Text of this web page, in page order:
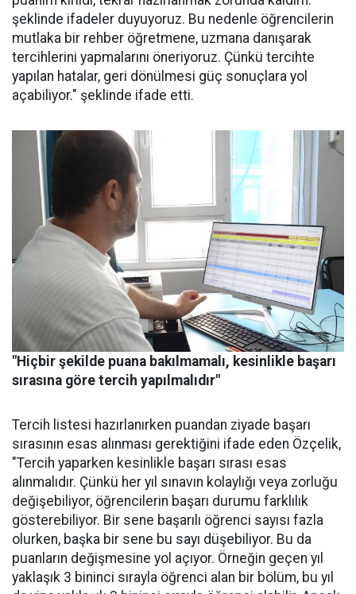
şeklinde ifadeler duyuyoruz. Bu nedenle öğrencilerin
mutlaka bir rehber öğretmene, uzmana danışarak
tercihlerini yapmalarını öneriyoruz. Çünkü tercihte
yapılan hatalar, geri dönülmesi güç sonuçlara yol
açabiliyor." şeklinde ifade etti.
"Hiçbir şekilde puana bakılmamalı, kesinlikle başarı
sırasına göre tercih yapılmalıdır"
Tercih listesi hazırlanırken puandan ziyade başarı
sırasının esas alınması gerektiğini ifade eden Özçelik,
"Tercih yaparken kesinlikle başarı sırası esas
alınmalıdır. Çünkü her yıl sınavın kolaylığı veya zorluğu
değişebiliyor, öğrencilerin başarı durumu farklılık
gösterebiliyor. Bir sene başarılı öğrenci sayısı fazla
olurken, başka bir sene bu sayı düşebiliyor. Bu da
puanların değişmesine yol açıyor. Örneğin geçen yıl
yaklaşık 3 bininci sırayla öğrenci alan bir bölüm, bu yıl